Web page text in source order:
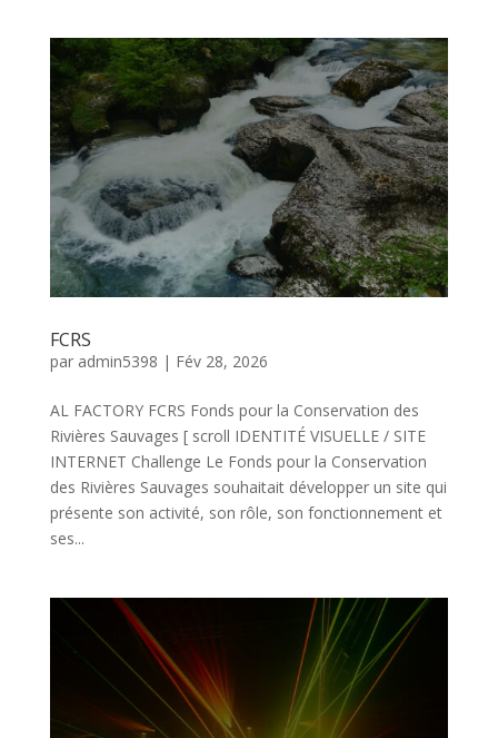
FCRS
par admin5398 | Fév 28, 2026
AL FACTORY FCRS Fonds pour la Conservation des
Rivières Sauvages [ scroll IDENTITÉ VISUELLE / SITE
INTERNET Challenge Le Fonds pour la Conservation
des Rivières Sauvages souhaitait développer un site qui
présente son activité, son rôle, son fonctionnement et
ses...